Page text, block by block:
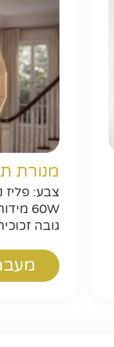
מנורת
גובה זכוכית:380